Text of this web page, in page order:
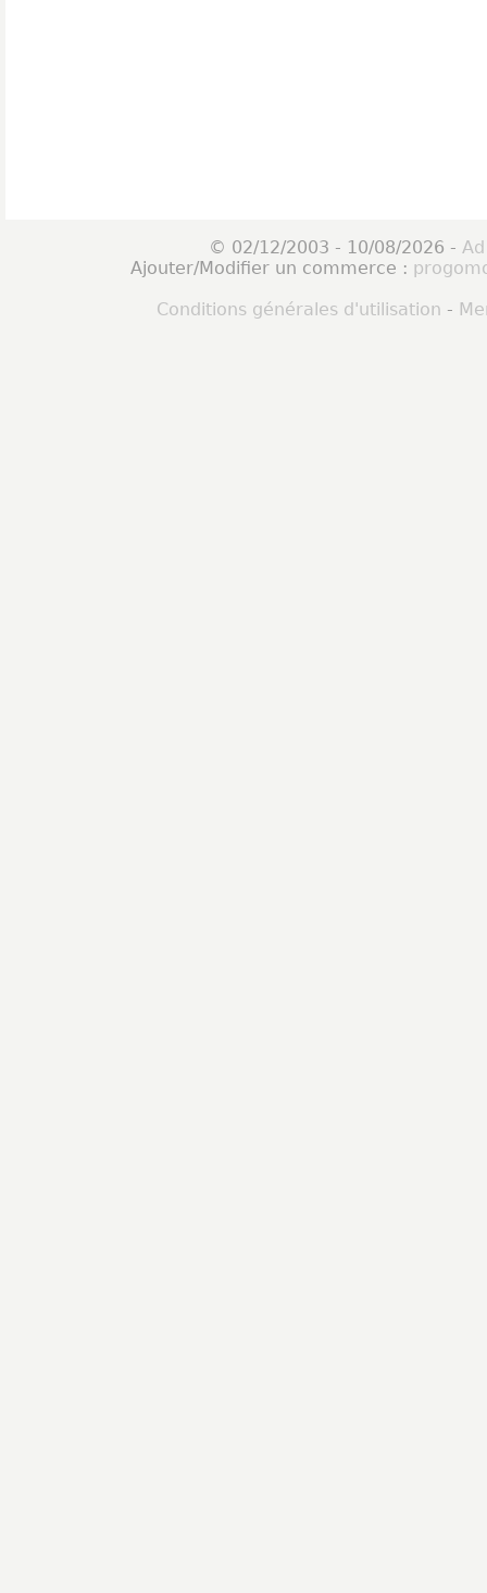
© 02/12/2003 - 10/08/2026 -
Ajouter/Modifier un commerce :
Conditions générales d'utilisation -